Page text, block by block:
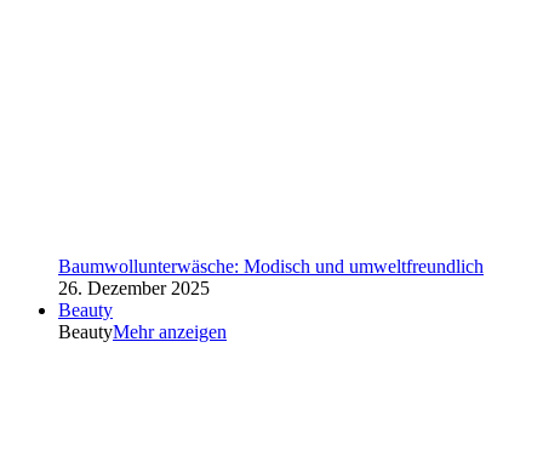
Baumwollunterwäsche: Modisch und umweltfreundlich
26. Dezember 2025
Beauty
BeautyMehr anzeigen